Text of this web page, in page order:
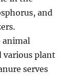
and
animal
various plant
serves